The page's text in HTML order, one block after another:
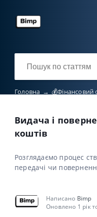
Головна → 💰Фінансовий
Видача і
коштів
Розглядаємо процес
передачі чи
Написано Bimp
Оновлено 1 рік